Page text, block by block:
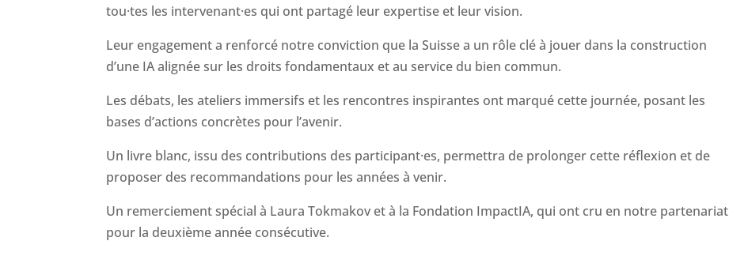
tou·tes les intervenant·es qui ont partagé leur expertise et leur vision.
Leur engagement a renforcé notre conviction que la Suisse a un rôle clé à jouer dans la construction
d’une IA alignée sur les droits fondamentaux et au service du bien commun.
Les débats, les ateliers immersifs et les rencontres inspirantes ont marqué cette journée, posant les
bases d’actions concrètes pour l’avenir.
Un livre blanc, issu des contributions des participant·es, permettra de prolonger cette réflexion et de
proposer des recommandations pour les années à venir.
Un remerciement spécial à Laura Tokmakov et à la Fondation ImpactIA, qui ont cru en notre partenariat
pour la deuxième année consécutive.